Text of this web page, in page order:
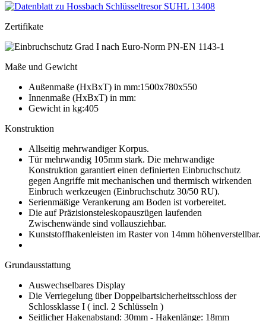
Zertifikate
Maße und Gewicht
Außenmaße (HxBxT) in mm:1500x780x550
Innenmaße (HxBxT) in mm:
Gewicht in kg:405
Konstruktion
Allseitig mehrwandiger Korpus.
Tür mehrwandig 105mm stark. Die mehrwandige
Konstruktion garantiert einen definierten Einbruchschutz
gegen Angriffe mit mechanischen und thermisch wirkenden
Einbruch werkzeugen (Einbruchschutz 30/50 RU).
Serienmäßige Verankerung am Boden ist vorbereitet.
Die auf Präzisionsteleskopauszügen laufenden
Zwischenwände sind vollausziehbar.
Kunststoffhakenleisten im Raster von 14mm höhenverstellbar.
Grundausstattung
Auswechselbares Display
Die Verriegelung über Doppelbartsicherheitsschloss der
Schlossklasse I ( incl. 2 Schlüsseln )
Seitlicher Hakenabstand: 30mm - Hakenlänge: 18mm